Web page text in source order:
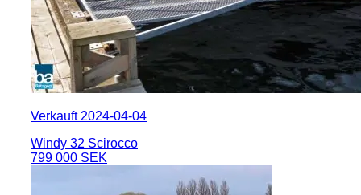
Verkauft 2024-04-04
Windy 32 Scirocco
799 000 SEK